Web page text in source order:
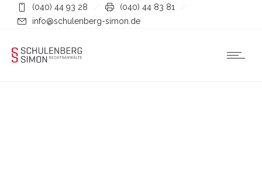
(040) 44 93 28
(040) 44 83 81
info@schulenberg-simon.de